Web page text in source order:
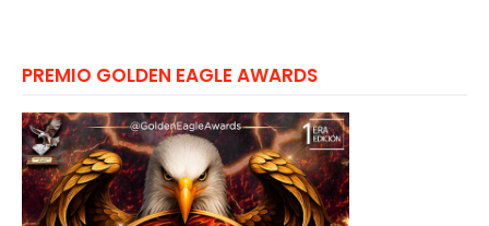
PREMIO GOLDEN EAGLE AWARDS